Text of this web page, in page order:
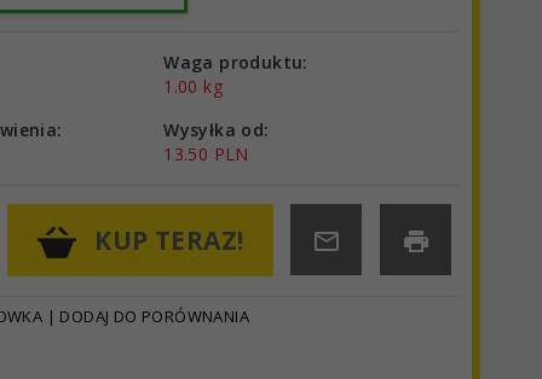
Waga produktu:
1.00 kg
Wysyłka od:
13.50 PLN
KUP TERAZ!
| DODAJ DO PORÓWNANIA